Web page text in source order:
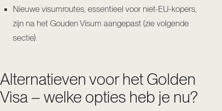
Nieuwe visumroutes, essentieel voor niet-EU-kopers,
zijn na het Gouden Visum aangepast (zie volgende
sectie).
Alternatieven voor het Golden
Visa – welke opties heb je nu?